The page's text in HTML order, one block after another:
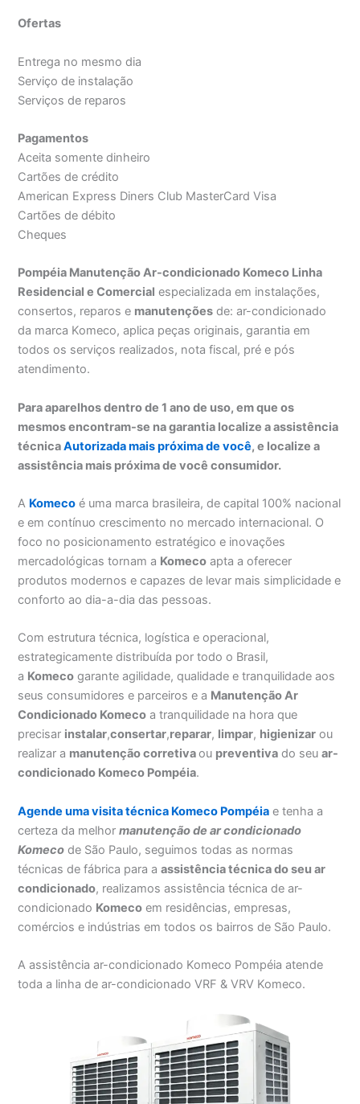
Ofertas
Entrega no mesmo dia
Serviço de instalação
Serviços de reparos
Pagamentos
Aceita somente dinheiro
Cartões de crédito
American Express Diners Club MasterCard Visa
Cartões de débito
Cheques
Pompéia Manutenção Ar-condicionado Komeco Linha
Residencial e Comercial especializada em instalações,
consertos, reparos e manutenções de: ar-condicionado
da marca Komeco, aplica peças originais, garantia em
todos os serviços realizados, nota fiscal, pré e pós
atendimento.
Para aparelhos dentro de 1 ano de uso, em que os
mesmos encontram-se na garantia localize a assistência
técnicaAutorizada mais próxima de você, e localize a
assistência mais próxima de você consumidor.
A Komeco é uma marca brasileira, de capital 100% nacional
e em contínuo crescimento no mercado internacional. O
foco no posicionamento estratégico e inovações
mercadológicas tornam a Komeco apta a oferecer
produtos modernos e capazes de levar mais simplicidade e
conforto ao dia-a-dia das pessoas.
Com estrutura técnica, logística e operacional,
estrategicamente distribuída por todo o Brasil,
a Komeco garante agilidade, qualidade e tranquilidade aos
seus consumidores e parceiros e a Manutenção Ar
Condicionado Komeco a tranquilidade na hora que
precisar instalar,consertar,reparar, limpar, higienizar ou
realizar a manutenção corretivaou preventiva do seuar-
condicionado Komeco Pompéia.
Agende uma visita técnica Komeco Pompéia e tenha a
certeza da melhormanutençãode ar condicionado
Komeco de São Paulo, seguimos todas as normas
técnicas de fábrica para aassistência técnica do seu ar
condicionado, realizamos assistência técnica de ar-
condicionado Komeco em residências, empresas,
comércios e indústrias em todos os bairros de São Paulo.
A assistência ar-condicionado Komeco Pompéia atende
toda a linha de ar-condicionado VRF & VRV Komeco.